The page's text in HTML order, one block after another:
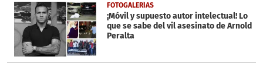
FOTOGALERÍAS
¡Móvil y supuesto autor intelectual! Lo
que se sabe del vil asesinato de Arnold
Peralta